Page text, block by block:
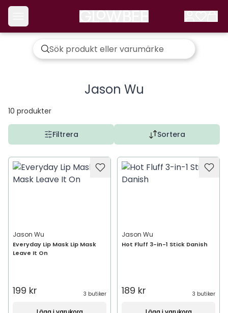
Jason Wu
10 produkter
Filtrera Sortera
Jason Wu
Everyday Lip Mask Lip Mask
Leave It On
199 kr 3 butiker
Jason Wu
Hot Fluff 3-in-1 Stick Danish
189 kr 3 butiker